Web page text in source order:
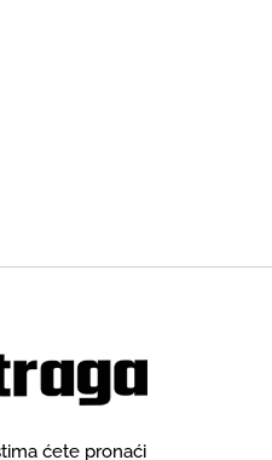
ćete pronaći